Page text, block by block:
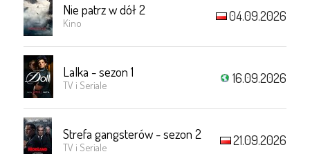
Nie patrz w dół 2
Kino 04.09.2026
Lalka - sezon 1
TV i Seriale 16.09.2026
Strefa gangsterów - sezon 2
TV i Seriale 21.09.2026